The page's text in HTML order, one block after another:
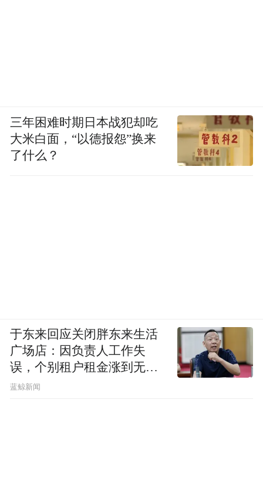
三年困难时期日本战犯却吃
大米白面，“以德报怨”换来
了什么？
于东来回应关闭胖东来生活
广场店：因负责人工作失
误，个别租户租金涨到无法
想象
蓝鲸新闻